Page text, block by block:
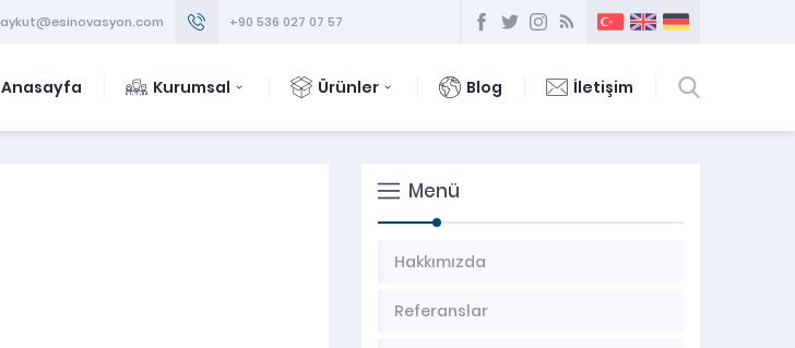
aykut@esinovasyon.com +90 536 027 07 57
Anasayfa Kurumsal Ürünler Blog İletişim
Menü
Hakkımızda
Referanslar